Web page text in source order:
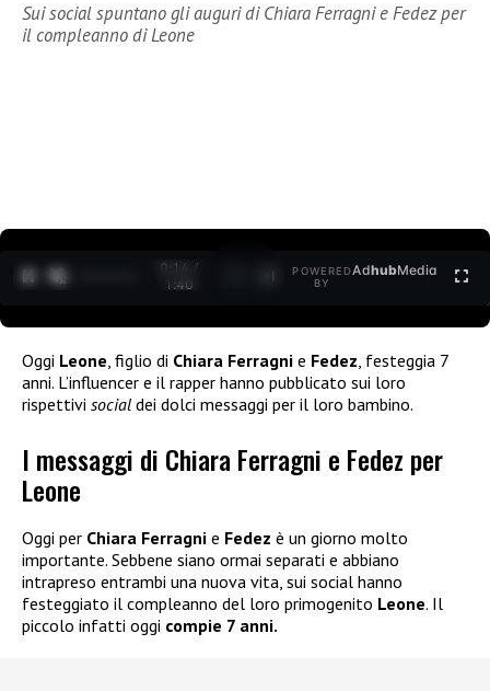
Sui social spuntano gli auguri di Chiara Ferragni e Fedez per
il compleanno di Leone
0:15 /
1:40
POWERED
BY
AdhubMedia
Oggi Leone , figlio di Chiara Ferragni e Fedez , festeggia 7
anni. L’influencer e il rapper hanno pubblicato sui loro
rispettivi social dei dolci messaggi per il loro bambino.
I messaggi di Chiara Ferragni e Fedez per
Leone
Oggi per Chiara Ferragni e Fedez è un giorno molto
importante. Sebbene siano ormai separati e abbiano
intrapreso entrambi una nuova vita, sui social hanno
festeggiato il compleanno del loro primogenito Leone. Il
piccolo infatti oggi compie 7 anni.